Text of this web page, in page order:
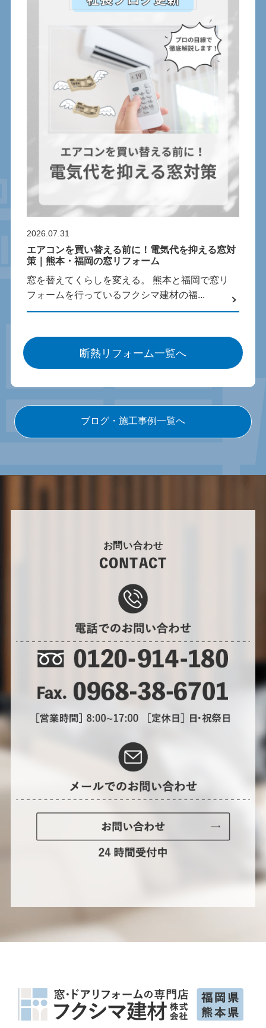
2026.07.31
エアコンを買い替える前に！電気代を抑える窓対
策｜熊本・福岡の窓リフォーム
窓を替えてくらしを変える。 熊本と福岡で窓リ
フォームを行っているフクシマ建材の福...
断熱リフォーム一覧へ
ブログ・施工事例一覧へ
お問い合わせ
CONTACT